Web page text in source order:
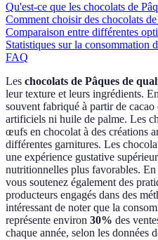
Qu'est-ce que les chocolats de
Comment choisir des chocolats
Comparaison entre différentes
Statistiques sur la consommation
FAQ
Les chocolats de Pâques de
leur texture et leurs ingrédients.
souvent fabriqué à partir de
artificiels ni huile de palme. Les
œufs en chocolat à des créations
différentes garnitures. Les
une expérience gustative
nutritionnelles plus favorables.
vous soutenez également des
producteurs engagés dans des
intéressant de noter que la
représente environ 30% des
chaque année, selon les données